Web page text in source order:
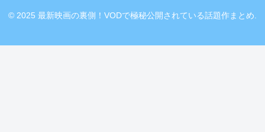
© 2025 最新映画の裏側！VODで極秘公開されている話題作まとめ.